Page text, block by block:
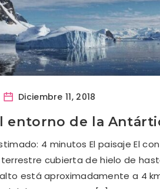
Diciembre 11, 2018
entorno de la
4 minutos El paisaje El
cubierta de hielo de
está aproximadamente a 4